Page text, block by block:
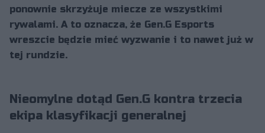
ponownie skrzyżuje miecze ze wszystkimi
rywalami. A to oznacza, że Gen.G Esports
wreszcie będzie mieć wyzwanie i to nawet już w
tej rundzie.
Nieomylne dotąd Gen.G kontra trzecia
ekipa klasyfikacji generalnej